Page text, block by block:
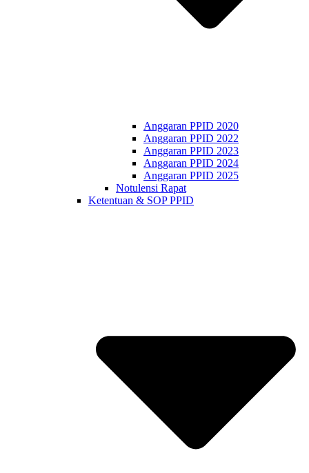
Anggaran PPID 2020
Anggaran PPID 2022
Anggaran PPID 2023
Anggaran PPID 2024
Anggaran PPID 2025
Notulensi Rapat
Ketentuan & SOP PPID